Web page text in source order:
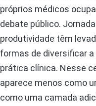
próprios médicos
debate público.
produtividade têm
formas de diversificar
prática clínica. Nesse
aparece menos como
como uma camada